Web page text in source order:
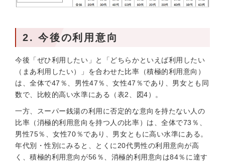
2. 今後の利用意向
今後「ぜひ利用したい」と「どちらかといえば利用したい
（まあ利用したい）」を合わせた比率（積極的利用意向）
は、全体で47％、男性47％、女性47％であり、男女とも同
数で、比較的高い水準にある（表2、図4）。
一方、スーパー銭湯の利用に否定的な意向を持たない人の
比率（消極的利用意向を持つ人の比率）は、全体で73％、
男性75％、女性70％であり、男女ともに高い水準にある。
年代別・性別にみると、とくに20代男性の利用意向が高
く、積極的利用意向が56％、消極的利用意向は84％に達す